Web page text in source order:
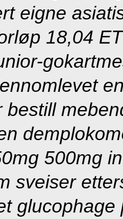
eigne
18,04
bestill
500mg
sveiser